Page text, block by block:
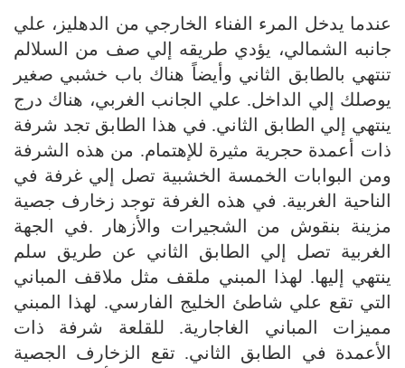
عندما يدخل المرء الفناء الخارجي من الدهليز، علي
جانبه الشمالي، يؤدي طريقه إلي صف من السلالم
تنتهي بالطابق الثاني وأيضاً هناك باب خشبي صغير
يوصلك إلي الداخل. علي الجانب الغربي، هناك درج
ينتهي إلي الطابق الثاني. في هذا الطابق تجد شرفة
ذات أعمدة حجرية مثيرة للإهتمام. من هذه الشرفة
ومن البوابات الخمسة الخشبية تصل إلي غرفة في
الناحية الغربية. في هذه الغرفة توجد زخارف جصية
مزينة بنقوش من الشجيرات والأزهار .في الجهة
الغربية تصل إلي الطابق الثاني عن طريق سلم
ينتهي إليها. لهذا المبني ملقف مثل ملاقف المباني
التي تقع علي شاطئ الخليج الفارسي. لهذا المبني
مميزات المباني الغاجارية. للقلعة شرفة ذات
الأعمدة في الطابق الثاني. تقع الزخارف الجصية